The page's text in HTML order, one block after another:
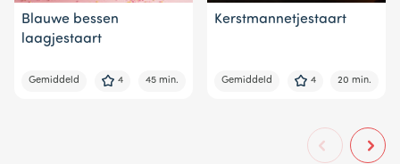
Blauwe bessen
laagjestaart
Gemiddeld 4 45 min.
Kerstmannetjestaart
Gemiddeld 4 20 min.